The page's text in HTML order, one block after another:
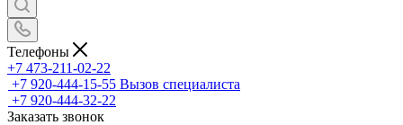
Телефоны
+7 473-211-02-22
+7 920-444-15-55 Вызов специалиста
+7 920-444-32-22
Заказать звонок